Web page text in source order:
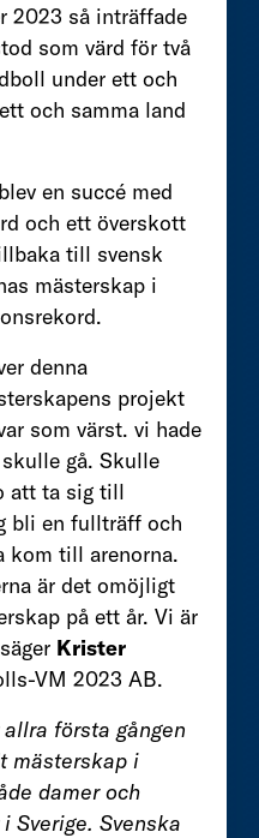
2023 så inträffade
som värd för två
under ett och
och samma land
en succé med
och ett överskott
till svensk
mästerskap i
denna
projekt
som värst. vi hade
gå. Skulle
att ta sig till
bli en fullträff och
kom till arenorna.
är det omöjligt
på ett år. Vi är
Krister
VM 2023 AB.
allra första gången
mästerskap i
damer och
Sverige. Svenska